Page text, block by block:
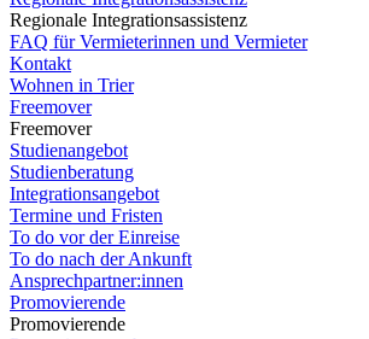
Regionale Integrationsassistenz
FAQ für Vermieterinnen und Vermieter
Kontakt
Wohnen in Trier
Freemover
Freemover
Studienangebot
Studienberatung
Integrationsangebot
Termine und Fristen
To do vor der Einreise
To do nach der Ankunft
Ansprechpartner:innen
Promovierende
Promovierende